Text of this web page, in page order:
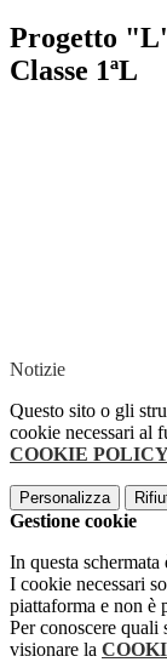
Progetto
Classe 1ªL
Notizie
Questo sito o gli
cookie necessari al
COOKIE
Personalizza
Gestione cookie
In questa
I cookie necessari
piattaforma e non è
Per conoscere quali
visionare la